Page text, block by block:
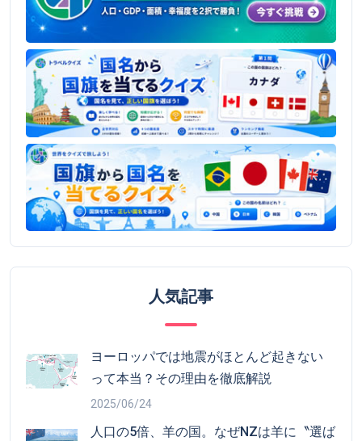
人気記事
ヨーロッパでは地震がほとんど起きない
って本当？その理由を徹底解説
2025/06/24
人口の5倍、羊の国。なぜNZは羊に〝選ば